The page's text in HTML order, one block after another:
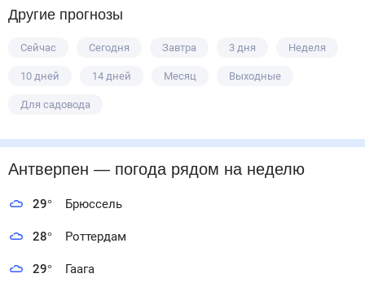
Другие прогнозы
Сейчас Сегодня Завтра 3 дня Неделя
10 дней 14 дней Месяц Выходные
Для садовода
Антверпен — погода рядомна неделю
29° Брюссель
28° Роттердам
29° Гаага